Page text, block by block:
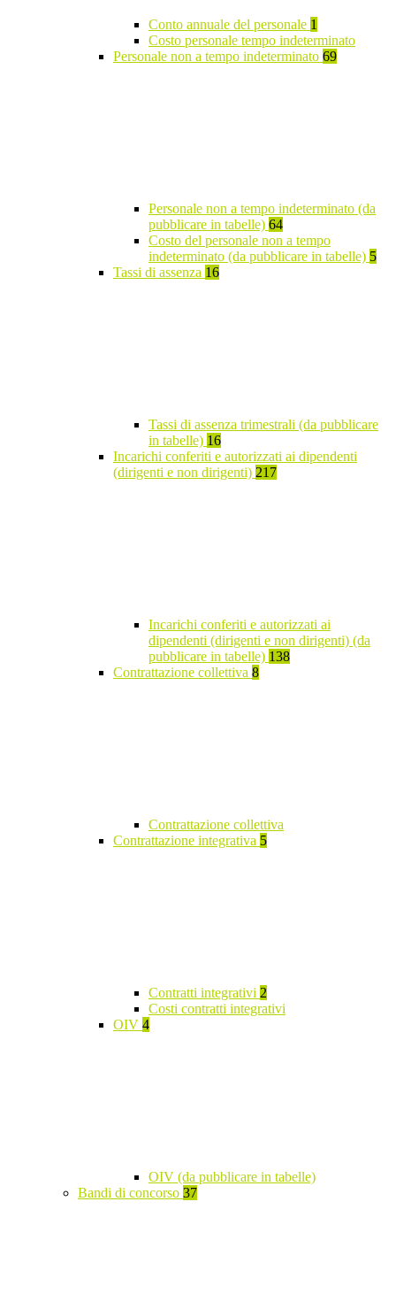
Conto annuale del personale 1
Costo personale tempo indeterminato
Personale non a tempo indeterminato 69
Personale non a tempo indeterminato (da
pubblicare in tabelle) 64
Costo del personale non a tempo
indeterminato (da pubblicare in tabelle) 5
Tassi di assenza 16
Tassi di assenza trimestrali (da pubblicare
in tabelle) 16
Incarichi conferiti e autorizzati ai dipendenti
(dirigenti e non dirigenti) 217
Incarichi conferiti e autorizzati ai
dipendenti (dirigenti e non dirigenti) (da
pubblicare in tabelle) 138
Contrattazione collettiva 8
Contrattazione collettiva
Contrattazione integrativa 5
Contratti integrativi 2
Costi contratti integrativi
OIV 4
OIV (da pubblicare in tabelle)
Bandi di concorso 37